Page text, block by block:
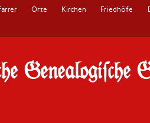
Orte Kirchen Friedhöfe